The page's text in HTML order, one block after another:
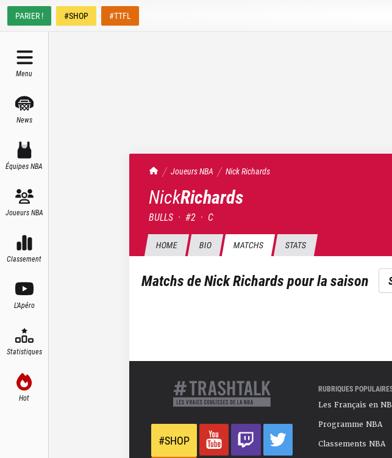
PARIER ! #SHOP #TTFL
Menu
News
Équipes NBA
Joueurs NBA
Classement
L'Apéro
Statistiques
Hot
TrashTalk Actu NBA
Joueurs NBA NickRichards
NickRichards
BULLS · #2 · C
HOME BIO MATCHS STATS
Matchs deNick Richardspour la saison
#SHOP
RUBRIQUES
Les Français en
Programme NBA
Classements NBA